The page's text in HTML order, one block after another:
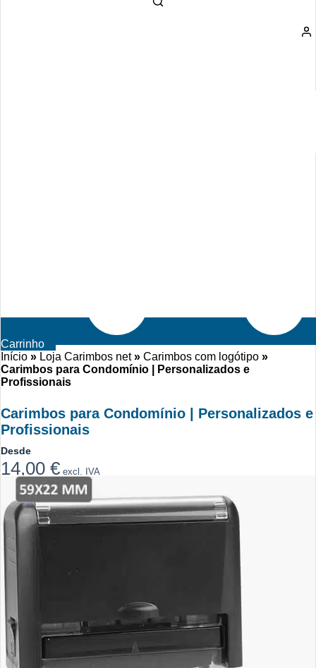
Carrinho
Início » Loja Carimbos net» Carimbos com logótipo »
Carimbos para Condomínio | Personalizados e
Profissionais
Carimbos para Condomínio | Personalizados e
Profissionais
Desde
14,00 € excl. IVA